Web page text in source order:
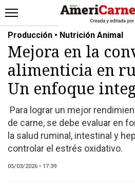
INICIO
NOTICIAS RECIENTES
NOTICIAS
ARTICULOS
PRODUCCIÓN
PROCESO
PRODUCTO
NUEVOS PRODUCTOS
Producción • Nutrición Animal
Mejora en la
alimenticia en
Un enfoque
Para lograr un mejor
de carne, se debe evaluar en
la salud ruminal, intestinal y
controlar el estrés oxidativo.
05/03/2026 • 17:39